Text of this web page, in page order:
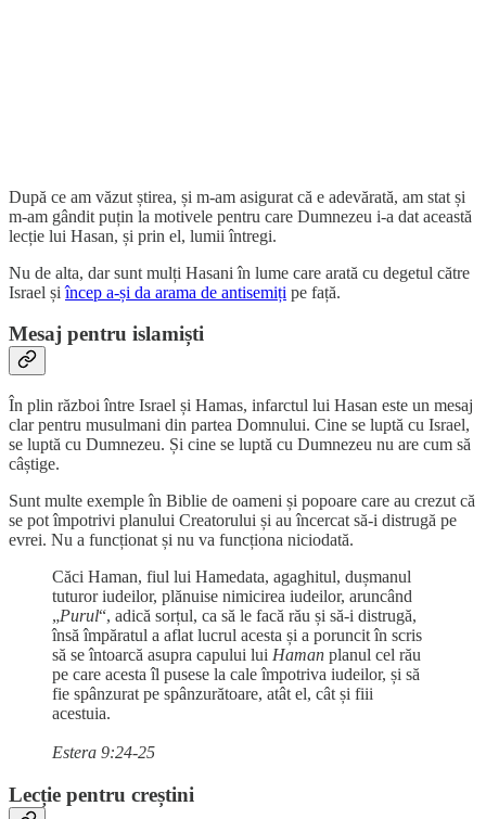
După ce am văzut știrea, și m-am asigurat că e adevărată, am stat și
m-am gândit puțin la motivele pentru care Dumnezeu i-a dat această
lecție lui Hasan, și prin el, lumii întregi.
Nu de alta, dar sunt mulți Hasani în lume care arată cu degetul către
Israel șiîncep a-și da arama de antisemiți pe față.
Mesaj pentru islamiști
În plin război între Israel și Hamas, infarctul lui Hasan este un mesaj
clar pentru musulmani din partea Domnului. Cine se luptă cu Israel,
se luptă cu Dumnezeu. Și cine se luptă cu Dumnezeu nu are cum să
câștige.
Sunt multe exemple în Biblie de oameni și popoare care au crezut că
se pot împotrivi planului Creatorului și au încercat să-i distrugă pe
evrei. Nu a funcționat și nu va funcționa niciodată.
Căci Haman, fiul lui Hamedata, agaghitul, dușmanul
tuturor iudeilor, plănuise nimicirea iudeilor, aruncând
„Purul“, adică sorțul, ca să le facă rău și să-i distrugă,
însă împăratul a aflat lucrul acesta și a poruncit în scris
să se întoarcă asupra capului lui Haman planul cel rău
pe care acesta îl pusese la cale împotriva iudeilor, și să
fie spânzurat pe spânzurătoare, atât el, cât și fiii
acestuia.
Estera 9:24-25
Lecție pentru creștini